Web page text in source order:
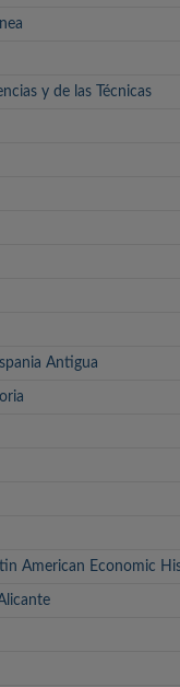
y de las Técnicas
Antigua
American Economic